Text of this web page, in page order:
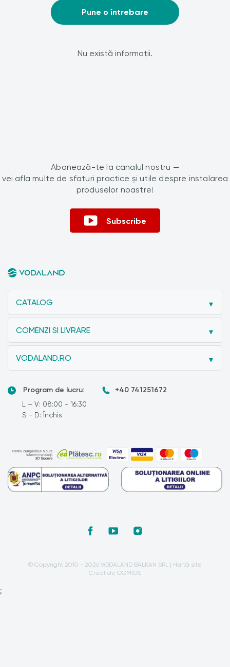
Pune o întrebare
Nu există informații.
Abonează-te la canalul nostru —
vei afla multe de sfaturi practice și utile despre instalarea
produselor noastre!
Subscribe
CATALOG
COMENZI SI LIVRARE
VODALAND.RO
Program de lucru:
L – V: 08:00 - 16:30
S - D: Închis
+40 741251672
© Copyright 2010 - 2026 VODALAND BALKAN SRL | Hartă site
Creat de OGMIOS
;